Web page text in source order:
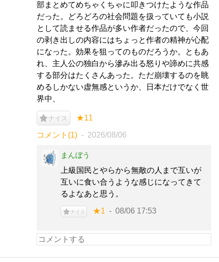
部まとめてめちゃくちゃに叩きつけたような作品
だった。どろどろの社会問題を扱っていても小説
として読ませる作品が多い作者だったので、今回
の剥き出しの内容にはちょっと作者の精神が心配
になった。効果を狙ってのものだろうか。ともあ
れ、主人公の独白から滲み出る怒りや諦めに共感
する部分はたくさんあった。ただ崩壊するのを眺
めるしかない虚無感というか、日本だけでなく世
界中、
ナイス ★11
コメント(1) 2026/08/06
まんぼう
上級国民とやらから無敵の人まで互いが
互いに食い合うような感じになってきて
るよなあと思う。
ナイス ★1 08/06 17:53